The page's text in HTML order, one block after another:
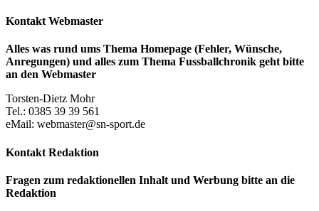
Kontakt Webmaster
Alles was rund ums Thema Homepage (Fehler, Wünsche,
Anregungen) und alles zum Thema Fussballchronik geht bitte
an den Webmaster
Torsten-Dietz Mohr
Tel.: 0385 39 39 561
eMail: webmaster@sn-sport.de
Kontakt Redaktion
Fragen zum redaktionellen Inhalt und Werbung bitte an die
Redaktion